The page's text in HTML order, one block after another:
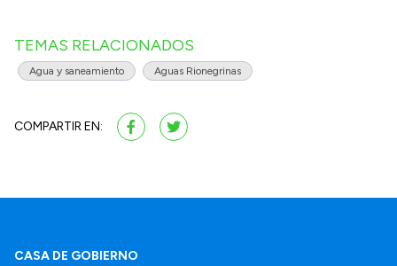
TEMAS RELACIONADOS
Agua y saneamiento Aguas Rionegrinas
COMPARTIR EN:
CASA DE GOBIERNO